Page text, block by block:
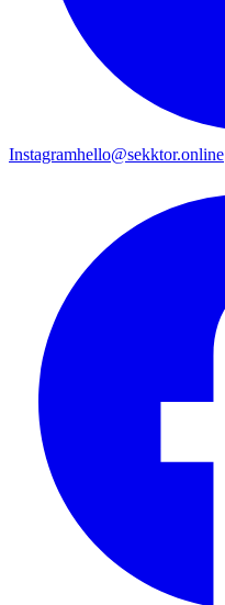
Instagramhello@sekktor.online